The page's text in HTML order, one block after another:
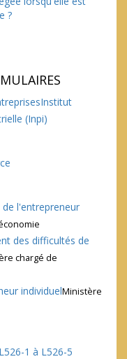
?
(Inpi)
l'entrepreneur
des difficultés de
chargé de
individuelMinistère
1 à L526-5